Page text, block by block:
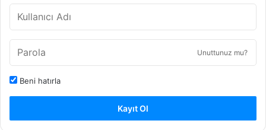
Unuttunuz mu?
Beni hatırla
Kayıt Ol